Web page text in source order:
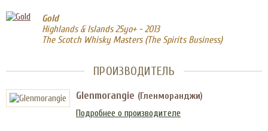
Gold
Highlands & Islands 25yo+ - 2013
The Scotch Whisky Masters (The Spirits Business)
ПРОИЗВОДИТЕЛЬ
Glenmorangie (Гленморанджи)
Подробнее о производителе